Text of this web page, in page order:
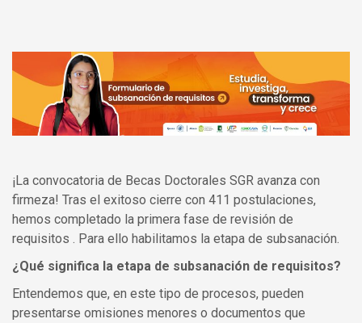
¡La convocatoria de Becas Doctorales SGR avanza con
firmeza! Tras el exitoso cierre con 411 postulaciones,
hemos completado la primera fase de revisión de
requisitos . Para ello habilitamos la etapa de subsanación.
¿Qué significa la etapa de subsanación de requisitos?
Entendemos que, en este tipo de procesos, pueden
presentarse omisiones menores o documentos que